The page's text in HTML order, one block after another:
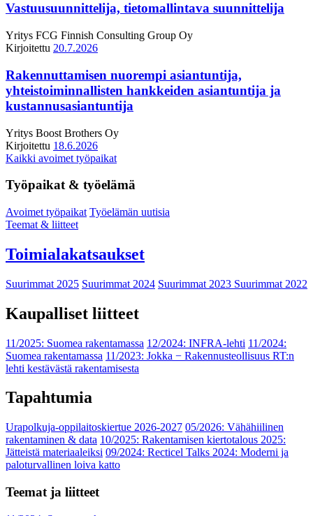
Vastuusuunnittelija, tietomallintava suunnittelija
Yritys FCG Finnish Consulting Group Oy
Kirjoitettu 20.7.2026
Rakennuttamisen nuorempi asiantuntija,
yhteistoiminnallisten hankkeiden asiantuntija ja
kustannusasiantuntija
Yritys Boost Brothers Oy
Kirjoitettu 18.6.2026
Kaikki avoimet työpaikat
Työpaikat & työelämä
Avoimet työpaikat Työelämän uutisia
Teemat & liitteet
Toimialakatsaukset
Suurimmat 2025 Suurimmat 2024 Suurimmat 2023 Suurimmat 2022
Kaupalliset liitteet
11/2025: Suomea rakentamassa 12/2024: INFRA-lehti 11/2024:
Suomea rakentamassa 11/2023: Jokka − Rakennusteollisuus RT:n
lehti kestävästä rakentamisesta
Tapahtumia
Urapolkuja-oppilaitoskiertue 2026-2027 05/2026: Vähähiilinen
rakentaminen & data 10/2025: Rakentamisen kiertotalous 2025:
Jätteistä materiaaleiksi 09/2024: Recticel Talks 2024: Moderni ja
paloturvallinen loiva katto
Teemat ja liitteet